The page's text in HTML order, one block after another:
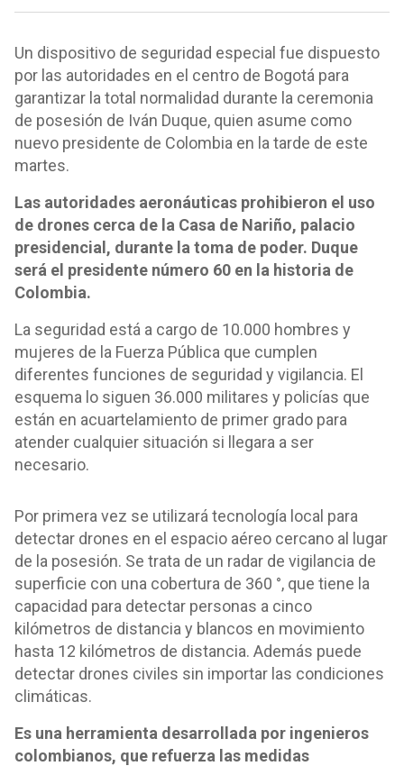
Un dispositivo de seguridad especial fue dispuesto
por las autoridades en el centro de Bogotá para
garantizar la total normalidad durante la ceremonia
de posesión de Iván Duque, quien asume como
nuevo presidente de Colombia en la tarde de este
martes.
Las autoridades aeronáuticas prohibieron el uso
de drones cerca de la Casa de Nariño, palacio
presidencial, durante la toma de poder. Duque
será el presidente número 60 en la historia de
Colombia.
La seguridad está a cargo de 10.000 hombres y
mujeres de la Fuerza Pública que cumplen
diferentes funciones de seguridad y vigilancia. El
esquema lo siguen 36.000 militares y policías que
están en acuartelamiento de primer grado para
atender cualquier situación si llegara a ser
necesario.
Por primera vez se utilizará tecnología local para
detectar drones en el espacio aéreo cercano al lugar
de la posesión. Se trata de un radar de vigilancia de
superficie con una cobertura de 360 °, que tiene la
capacidad para detectar personas a cinco
kilómetros de distancia y blancos en movimiento
hasta 12 kilómetros de distancia. Además puede
detectar drones civiles sin importar las condiciones
climáticas.
Es una herramienta desarrollada por ingenieros
colombianos, que refuerza las medidas